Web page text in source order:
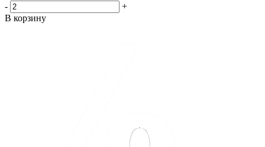
-
+
В корзину